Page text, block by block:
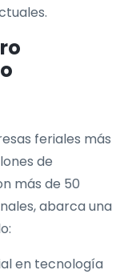
feriales más
de
más de 50
abarca una
en tecnología